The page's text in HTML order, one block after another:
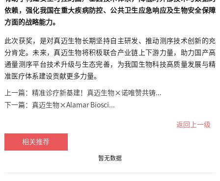
依赖，强化我国在重大疾病防控、公共卫生应急响应及生物安全保障
方面的战略能力。
此次获奖，是对真迈生物长期坚持自主研发、推动测序技术创新的充
分肯定。未来，真迈生物将积极联合产业链上下游力量，助力国产高
通量测序平台技术升级与生态完善，为我国生物科技高质量发展与精
准医疗体系建设贡献更多力量。
上一篇： 精准诊疗新基建！真迈生物×诺唯赞共铸...
下一篇： 真迈生物×Alamar Biosci...
返回上一级
相关推荐
暂无数据